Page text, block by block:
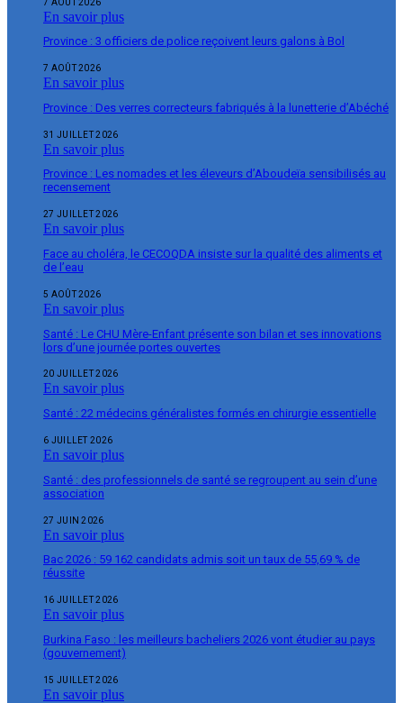
En savoir plus
Province : 3 officiers de police reçoivent leurs galons à Bol
7 AOÛT 2026
En savoir plus
Province : Des verres correcteurs fabriqués à la lunetterie d’Abéché
31 JUILLET 2026
En savoir plus
Province : Les nomades et les éleveurs d’Aboudeïa sensibilisés au
recensement
27 JUILLET 2026
En savoir plus
Face au choléra, le CECOQDA insiste sur la qualité des aliments et
de l’eau
5 AOÛT 2026
En savoir plus
Santé : Le CHU Mère-Enfant présente son bilan et ses innovations
lors d’une journée portes ouvertes
20 JUILLET 2026
En savoir plus
Santé : 22 médecins généralistes formés en chirurgie essentielle
6 JUILLET 2026
En savoir plus
Santé : des professionnels de santé se regroupent au sein d’une
association
27 JUIN 2026
En savoir plus
Bac 2026 : 59 162 candidats admis soit un taux de 55,69 % de
réussite
16 JUILLET 2026
En savoir plus
Burkina Faso : les meilleurs bacheliers 2026 vont étudier au pays
(gouvernement)
15 JUILLET 2026
En savoir plus